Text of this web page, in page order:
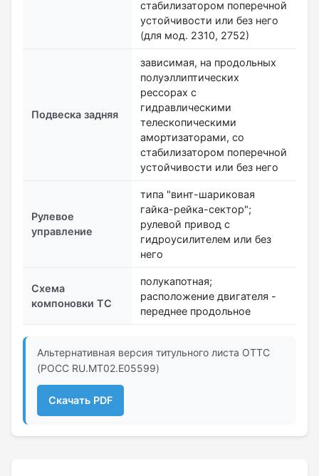
стабилизатором поперечной
устойчивости или без него
(для мод. 2310, 2752)
Подвеска задняя
зависимая, на продольных
полуэллиптических
рессорах с
гидравлическими
телескопическими
амортизаторами, со
стабилизатором поперечной
устойчивости или без него
Рулевое
управление
типа "винт-шариковая
гайка-рейка-сектор";
рулевой привод с
гидроусилителем или без
него
Схема
компоновки ТС
полукапотная;
расположение двигателя -
переднее продольное
Альтернативная версия титульного листа ОТТС
(РОСС RU.МТ02.E05599)
Скачать PDF